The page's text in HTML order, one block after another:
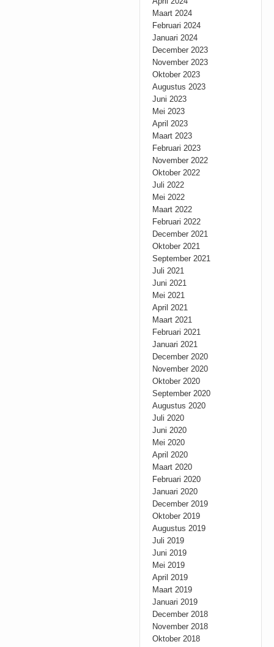
Maart 2024
Februari 2024
Januari 2024
December 2023
November 2023
Oktober 2023
Augustus 2023
Juni 2023
Mei 2023
April 2023
Maart 2023
Februari 2023
November 2022
Oktober 2022
Juli 2022
Mei 2022
Maart 2022
Februari 2022
December 2021
Oktober 2021
September 2021
Juli 2021
Juni 2021
Mei 2021
April 2021
Maart 2021
Februari 2021
Januari 2021
December 2020
November 2020
Oktober 2020
September 2020
Augustus 2020
Juli 2020
Juni 2020
Mei 2020
April 2020
Maart 2020
Februari 2020
Januari 2020
December 2019
Oktober 2019
Augustus 2019
Juli 2019
Juni 2019
Mei 2019
April 2019
Maart 2019
Januari 2019
December 2018
November 2018
Oktober 2018